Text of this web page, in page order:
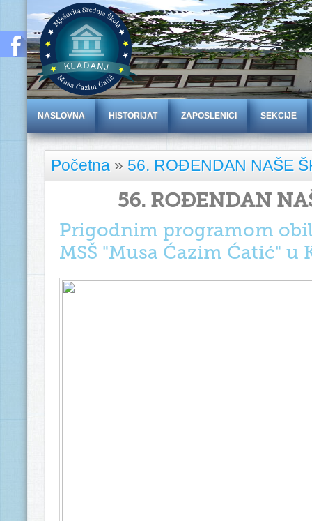
NASLOVNA HISTORIJAT ZAPOSLENICI SEKCIJE
Početna » 56. ROĐENDAN NAŠE
56. ROĐENDAN
Prigodnim programom
MSŠ "Musa Ćazim Ćatić" u